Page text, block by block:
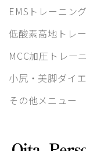
EMSトレーニング
低酸素高地トレ
MCC加圧トレー
小尻・美脚ダイ
その他メニュー